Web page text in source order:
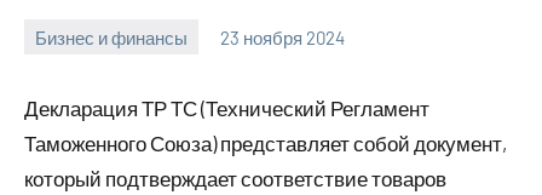
Бизнес и финансы 23 ноября 2024
Декларация ТР ТС (Технический Регламент
Таможенного Союза) представляет собой документ,
который подтверждает соответствие товаров